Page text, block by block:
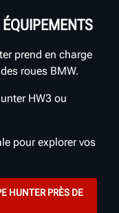
ÉQUIPEMENTS
prend en charge
roues BMW.
HW3 ou
pour explorer vos
HUNTER PRÈS DE